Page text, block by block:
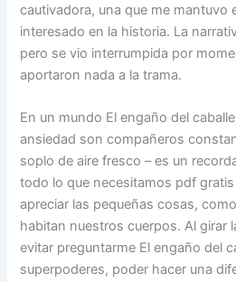
cautivadora, una que me mantuvo
interesado en la historia. La
pero se vio interrumpida por
aportaron nada a la trama.
En un mundo El engaño del
ansiedad son compañeros
soplo de aire fresco – es un
todo lo que necesitamos pdf
apreciar las pequeñas cosas,
habitan nuestros cuerpos. Al girar
evitar preguntarme El engaño del
superpoderes, poder hacer una